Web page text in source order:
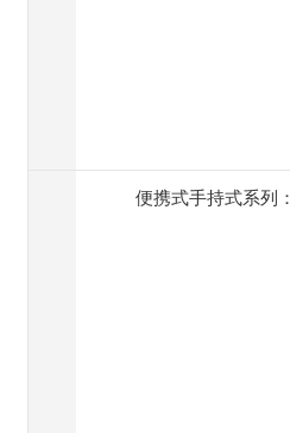
便携式手持式系列：